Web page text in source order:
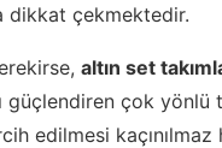
dikkat çekmektedir.
altın set
güçlendiren çok
edilmesi